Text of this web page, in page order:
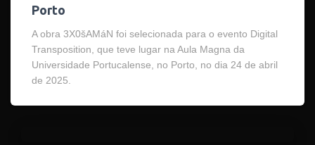
Porto
A obra 3X0šAMáN foi selecionada para o evento Digital
Transposition, que teve lugar na Aula Magna da
Universidade Portucalense, no Porto, no dia 24 de abril
de 2025.